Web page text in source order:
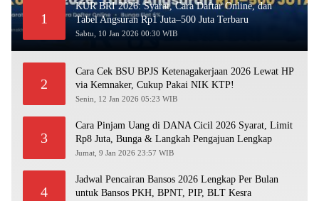
1
KUR BRI 2026: Syarat, Cara Daftar Online, dan
Tabel Angsuran Rp1 Juta–500 Juta Terbaru
Sabtu, 10 Jan 2026 00:30 WIB
2
Cara Cek BSU BPJS Ketenagakerjaan 2026 Lewat HP
via Kemnaker, Cukup Pakai NIK KTP!
Senin, 12 Jan 2026 05:23 WIB
3
Cara Pinjam Uang di DANA Cicil 2026 Syarat, Limit
Rp8 Juta, Bunga & Langkah Pengajuan Lengkap
Jumat, 9 Jan 2026 23:57 WIB
4
Jadwal Pencairan Bansos 2026 Lengkap Per Bulan
untuk Bansos PKH, BPNT, PIP, BLT Kesra